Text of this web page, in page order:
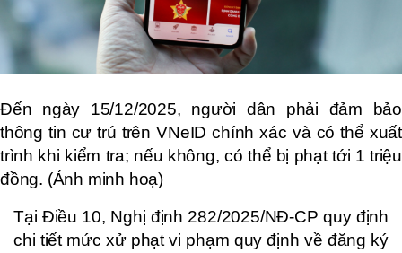
Đến ngày 15/12/2025, người dân phải đảm bảo
thông tin cư trú trên VNeID chính xác và có thể xuất
trình khi kiểm tra; nếu không, có thể bị phạt tới 1 triệu
đồng. (Ảnh minh hoạ)
Tại Điều 10, Nghị định 282/2025/NĐ-CP quy định
chi tiết mức xử phạt vi phạm quy định về đăng ký